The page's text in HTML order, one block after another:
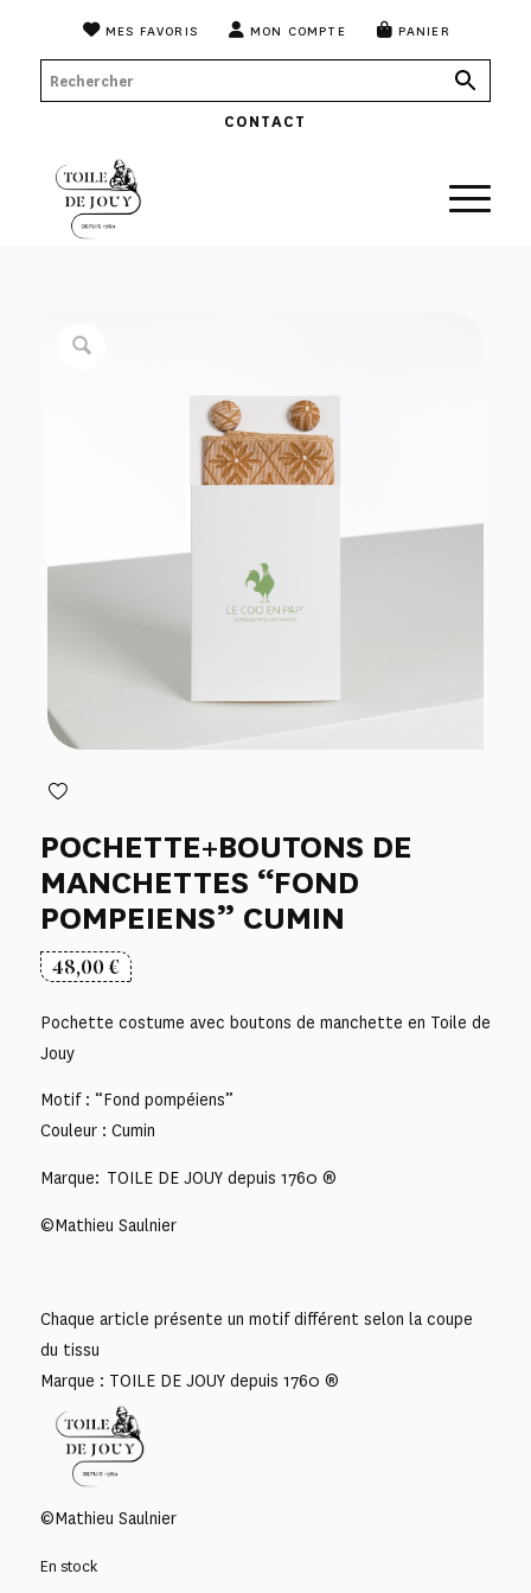
MES FAVORIS MON COMPTE PANIER
CONTACT
POCHETTE+BOUTONS DE
MANCHETTES “FOND
POMPEIENS” CUMIN
48,00€
Pochette costume avec boutons de manchette en Toile de
Jouy
Motif : “Fond pompéiens”
Couleur : Cumin
Marque: TOILE DE JOUY depuis 1760 ®
©Mathieu Saulnier
Chaque article présente un motif différent selon la coupe
du tissu
Marque : TOILE DE JOUY depuis 1760 ®
©Mathieu Saulnier
En stock